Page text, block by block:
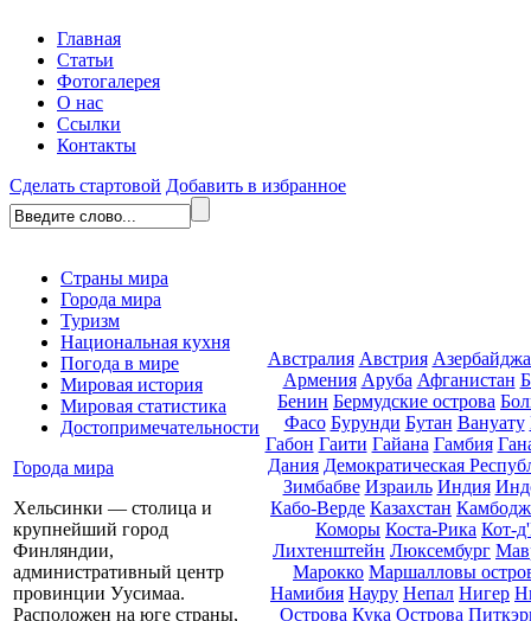
Главная
Статьи
Фотогалерея
О нас
Ссылки
Контакты
Сделать стартовой Добавить в избранное
Страны мира
Города мира
Туризм
Национальная кухня
Погода в мире
Мировая история
Мировая статистика
Достопримечательности
Города мира
Хельсинки — столица и
крупнейший город
Финляндии,
административный центр
провинции Уусимаа.
Расположен на юге страны,
Австралия Австрия
Армения Аруба Афганистан
Бенин Бермудские острова
Фасо Бурунди Бутан Вануату
Габон Гаити Гайана Гамбия
Дания Демократическая
Зимбабве Израиль Индия
Кабо-Верде Казахстан
Коморы Коста-Рика Кот-
Лихтенштейн Люксембург
Марокко Маршалловы
Намибия Науру Непал Нигер
Острова Кука Острова